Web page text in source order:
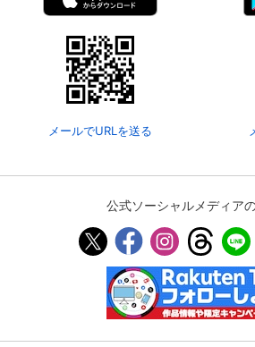
メールでURLを送る
公式ソーシャルメディア